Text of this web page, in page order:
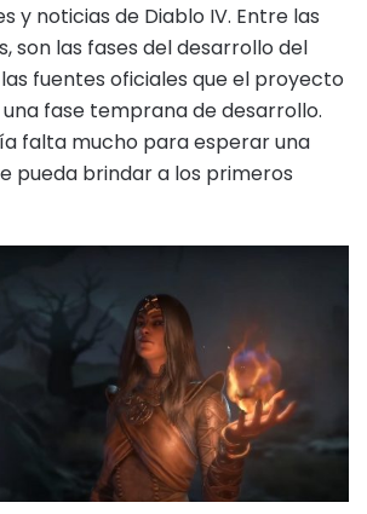
y noticias de Diablo IV. Entre las
son las fases del desarrollo del
fuentes oficiales que el proyecto
fase temprana de desarrollo.
falta mucho para esperar una
pueda brindar a los primeros